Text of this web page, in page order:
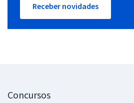
Receber novidades
Concursos